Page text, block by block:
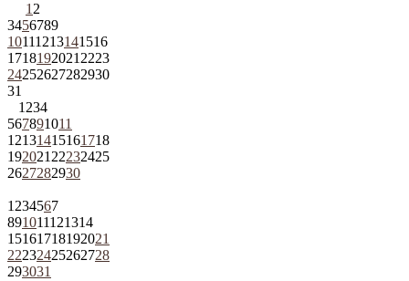
1 2
3456789
10111213141516
1718192021 2223
24252627282930
31
1 234
567891011
12131415161718
192021 22232425
2627282930
1 234567
891011121314
15161718192021
22232425262728
293031